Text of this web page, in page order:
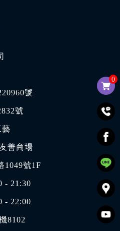
0
號
號
藝
善商場
1049號1F
- 21:30
- 22:00
8102